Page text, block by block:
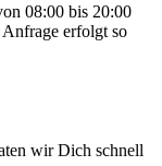
08:00 bis 20:00
erfolgt so
wir Dich schnell